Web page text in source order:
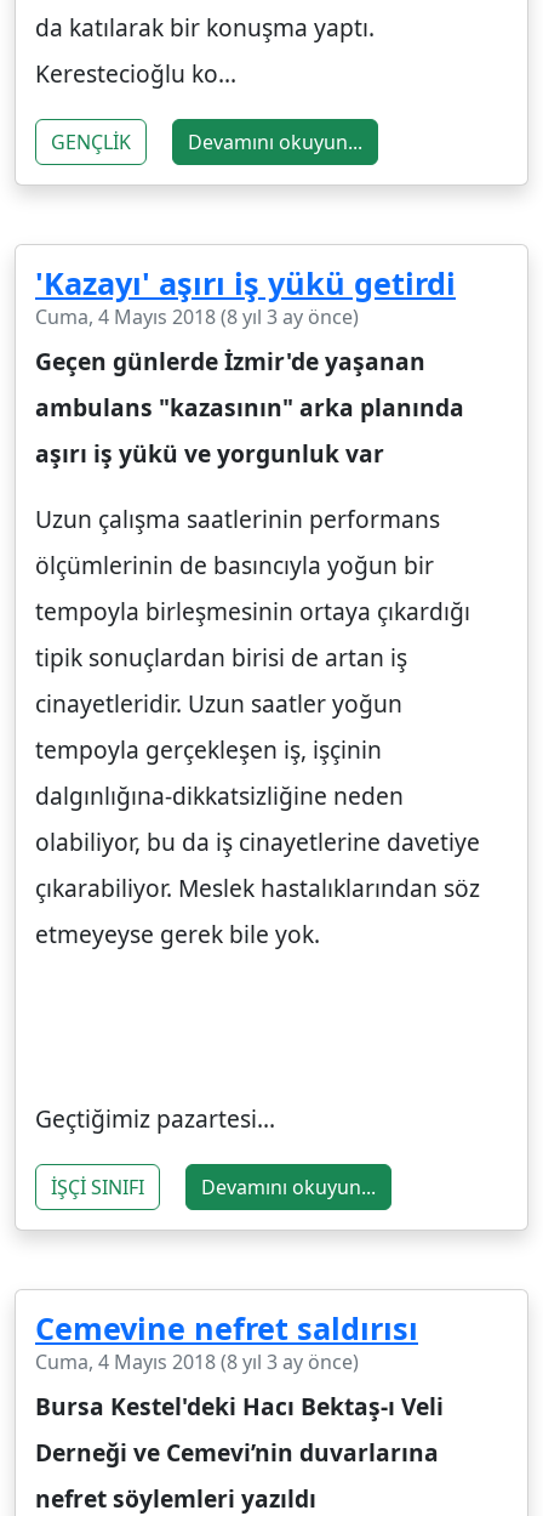
da katılarak bir konuşma yaptı.
Kerestecioğlu ko...
GENÇLİK Devamını okuyun...
'Kazayı' aşırı iş yükü getirdi
Cuma, 4 Mayıs 2018 (8 yıl 3 ay önce)
Geçen günlerde İzmir'de yaşanan
ambulans "kazasının" arka planında
aşırı iş yükü ve yorgunluk var
Uzun çalışma saatlerinin performans
ölçümlerinin de basıncıyla yoğun bir
tempoyla birleşmesinin ortaya çıkardığı
tipik sonuçlardan birisi de artan iş
cinayetleridir. Uzun saatler yoğun
tempoyla gerçekleşen iş, işçinin
dalgınlığına-dikkatsizliğine neden
olabiliyor, bu da iş cinayetlerine davetiye
çıkarabiliyor. Meslek hastalıklarından söz
etmeyeyse gerek bile yok.
Geçtiğimiz pazartesi...
İŞÇİ SINIFI Devamını okuyun...
Cemevine nefret saldırısı
Cuma, 4 Mayıs 2018 (8 yıl 3 ay önce)
Bursa Kestel'deki Hacı Bektaş-ı Veli
Derneği ve Cemevi’nin duvarlarına
nefret söylemleri yazıldı